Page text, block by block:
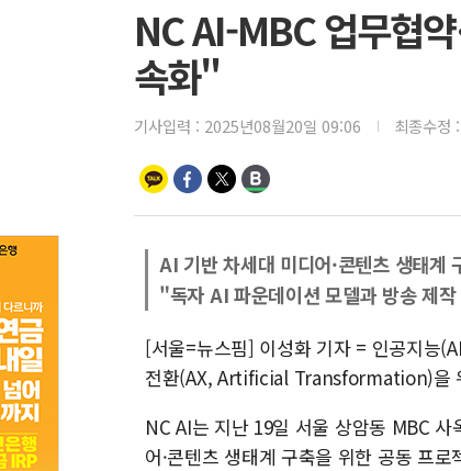
NC AI-MBC 업무협
속화"
기사입력 : 2025년08월20일 09:06 최종수정 :
AI 기반 차세대 미디어·콘텐츠 생태계
"독자 AI 파운데이션 모델과 방송 제
[서울=뉴스핌] 이성화 기자 = 인공지능
전환(AX, Artificial Transformation)을
NC AI는 지난 19일 서울 상암동 MBC
어·콘텐츠 생태계 구축을 위한 공동 프